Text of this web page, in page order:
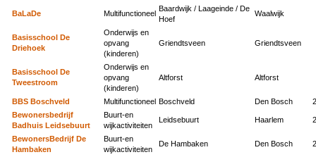
BaLaDe Multifunctioneel
Baardwijk / Laageinde / De
Hoef
Waalwijk
Basisschool De
Driehoek
Onderwijs en
opvang
(kinderen)
Griendtsveen Griendtsveen
Basisschool De
Tweestroom
Onderwijs en
opvang
(kinderen)
Altforst Altforst
BBS Boschveld Multifunctioneel Boschveld Den Bosch
Bewonersbedrijf
Badhuis Leidsebuurt
Buurt-en
wijkactiviteiten
Leidsebuurt Haarlem
BewonersBedrijf De
Hambaken
Buurt-en
wijkactiviteiten
De Hambaken Den Bosch